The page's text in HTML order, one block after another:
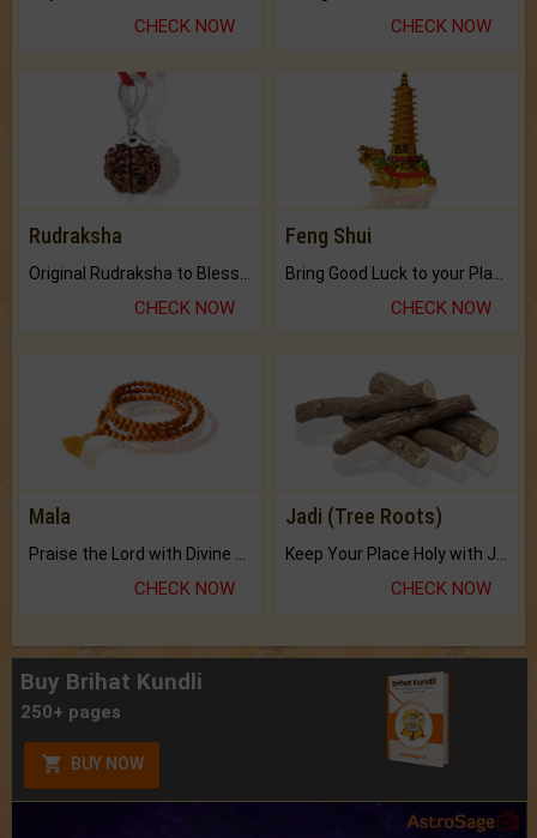
CHECK NOW CHECK NOW
Rudraksha
CHECK NOW
Feng Shui
CHECK NOW
Mala
Praise the Lord with Divine Energies of Mala.
CHECK NOW
Jadi (Tree Roots)
Keep Your Place Holy with Jadi.
CHECK NOW
Buy Brihat Kundli
250+ pages
BUY NOW